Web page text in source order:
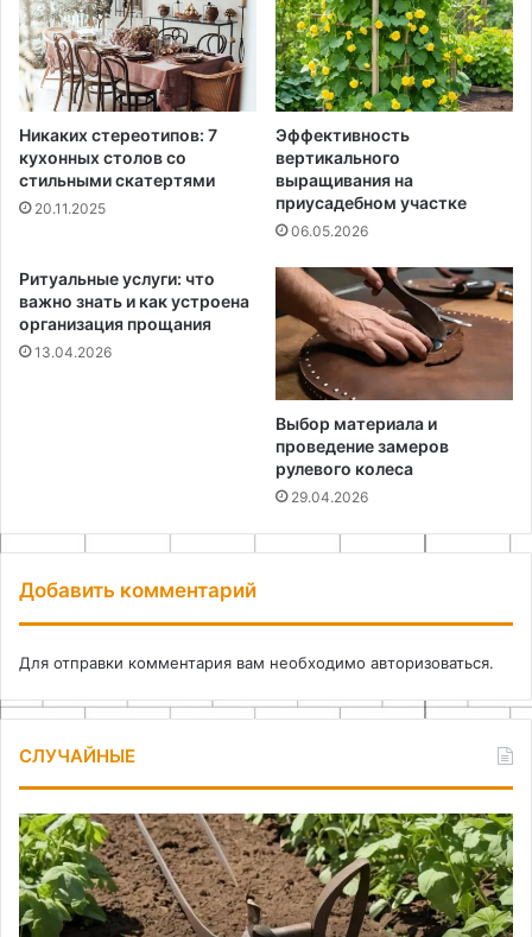
Никаких стереотипов: 7
кухонных столов со
стильными скатертями
20.11.2025
Эффективность
вертикального
выращивания на
приусадебном участке
06.05.2026
Ритуальные услуги: что
важно знать и как устроена
организация прощания
13.04.2026
Выбор материала и
проведение замеров
рулевого колеса
29.04.2026
Добавить комментарий
Для отправки комментария вам необходимо авторизоваться.
СЛУЧАЙНЫЕ
Эффективность
дисковой
конструкции
при
обработке